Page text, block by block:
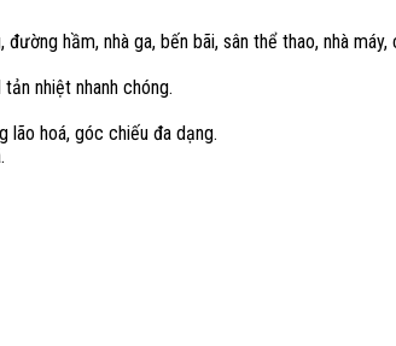
hầm, nhà ga, bến bãi, sân thể thao, nhà
nhiệt nhanh chóng.
lão hoá, góc chiếu đa dạng.